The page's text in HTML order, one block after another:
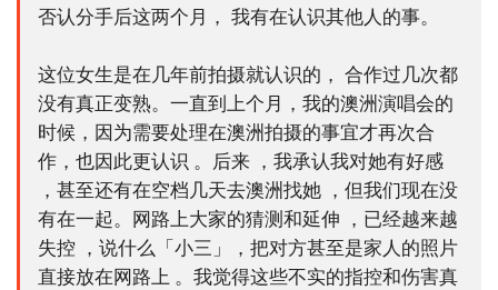
否认分手后这两个月， 我有在认识其他人的事。
这位女生是在几年前拍摄就认识的， 合作过几次都
没有真正变熟。一直到上个月，我的澳洲演唱会的
时候，因为需要处理在澳洲拍摄的事宜才再次合
作，也因此更认识 。后来 ，我承认我对她有好感
，甚至还有在空档几天去澳洲找她 ，但我们现在没
有在一起。网路上大家的猜测和延伸 ，已经越来越
失控 ，说什么「小三」，把对方甚至是家人的照片
直接放在网路上 。我觉得这些不实的指控和伤害真